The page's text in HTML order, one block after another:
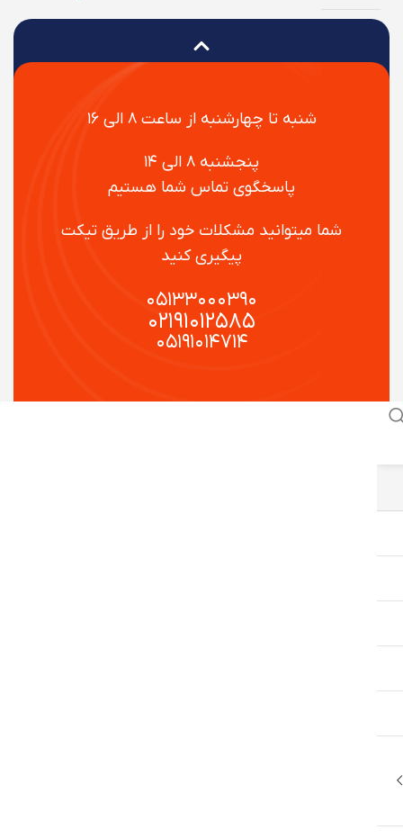
شنبه تا چهارشنبه از ساعت ۸ الی ۱۶
پنجشنبه ۸ الی ۱۴
پاسخگوی تماس شما هستیم
شما میتوانید مشکلات خود را از طریق تیکت
پیگیری کنید
۰۵۱۳۳۰۰۰۳۹۰
۰۲۱۹۱۰۱۲۵۸۵
۰۵۱۹۱۰۱۴۷۱۴